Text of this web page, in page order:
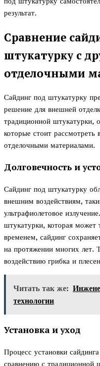
результат.
Сравнение
штукатурку с
отделочными
Сайдинг под штукатурку
решение для внешней
традиционной штукатурки,
которые стоит рассмотреть
отделочными материалами.
Долговечность и
Сайдинг под штукатурку
внешним воздействиям,
ультрафиолетовое
штукатурки, которая может
временем, сайдинг
на протяжении многих лет.
воздействию грибка и
Читать так же:
технологии
Установка и уход
Процесс установки
сравнению с традиционной